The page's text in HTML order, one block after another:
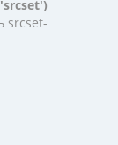
srcset-